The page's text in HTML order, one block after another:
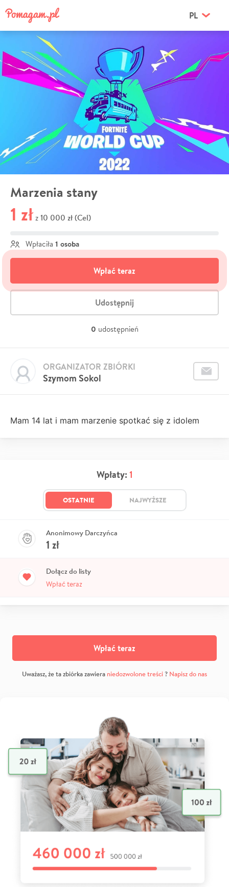
PL
Marzenia stany
1 zł z 10 000 zł (Cel)
Wpłaciła 1 osoba
Wpłać teraz
Udostępnij
0 udostępnień
Szymom Sokol
ORGANIZATOR ZBIÓRKI
Mam 14 lat i mam marzenie spotkać się z idolem
Wpłaty: 1
OSTATNIE NAJWYŻSZE
Anonimowy Darczyńca
1 zł
Dołącz do listy
Wpłać teraz
Wpłać teraz
Uważasz, że ta zbiórka zawiera niedozwolone treści? Napisz do nas